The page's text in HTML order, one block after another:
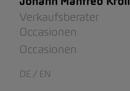
Verkaufsberater
Occasionen
Occasionen
DE / EN